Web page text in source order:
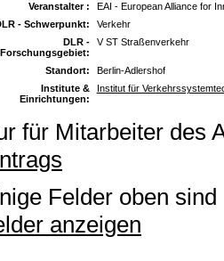
Veranstalter :
EAI - European Alliance for
- Schwerpunkt:
Verkehr
DLR -
Forschungsgebiet:
V ST Straßenverkehr
Standort:
Berlin-Adlershof
Institute &
Einrichtungen:
Institut für
für Mitarbeiter des
Felder oben
anzeigen